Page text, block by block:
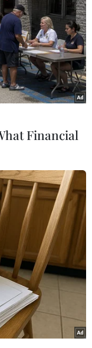
phòng ngừa
Quốc đã
ưu hóa công
Trung
có kết quả
vòng 48
Trung Quốc
sức khỏe hải
tại Đại sứ
Trung Quốc
dương tính
mới đến
xét nghiệm
với tất cả
Quốc.
Financial